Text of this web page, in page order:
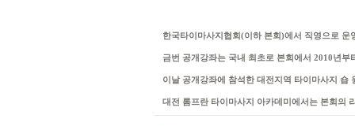
한국타이마사지협회(이하 본회)에서 직영으로
금번 공개강좌는 국내 최초로 본회에서 2010년
이날 공개강좌에 참석한 대전지역 타이마사지
대전 롬프란 타이마사지 아카데미에서는 본회의